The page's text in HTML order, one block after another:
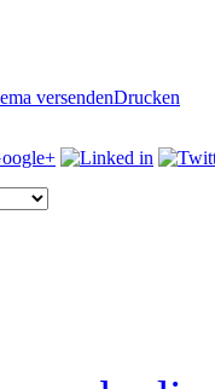
versendenDrucken